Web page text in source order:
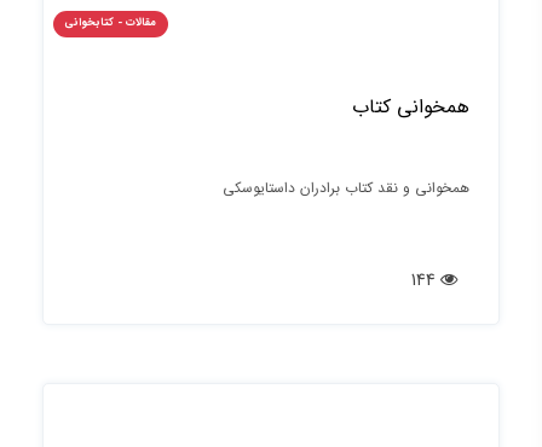
مقالات - کتابخوانی
همخوانی کتاب
همخوانی و نقد کتاب برادران داستایوسکی